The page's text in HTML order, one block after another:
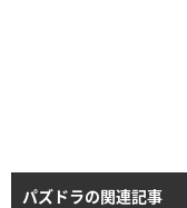
パズドラの関連記事